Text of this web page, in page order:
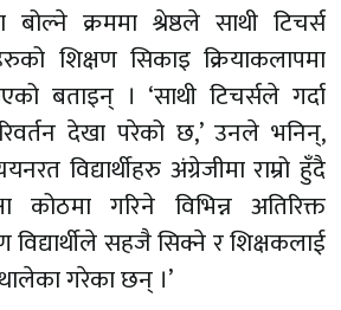
बोल्ने क्रममा श्रेष्ठले साथी टिचर्स
शिक्षण सिकाइ क्रियाकलापमा
बताइन् । ‘साथी टिचर्सले गर्दा
देखा परेको छ,’ उनले भनिन्,
विद्यार्थीहरु अंग्रेजीमा राम्रो हुँदै
गरिने विभिन्न अतिरिक्त
सहजै सिक्ने र शिक्षकलाई
गरेका छन् ।’